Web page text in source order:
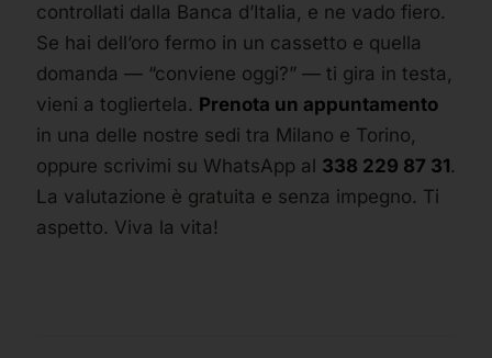
controllati dalla Banca d’Italia, e ne vado fiero.
Se hai dell’oro fermo in un cassetto e quella
domanda — “conviene oggi?” — ti gira in testa,
vieni a togliertela. Prenota un appuntamento
in una delle nostre sedi tra Milano e Torino,
oppure scrivimi su WhatsApp al 338 229 87 31.
La valutazione è gratuita e senza impegno. Ti
aspetto. Viva la vita!